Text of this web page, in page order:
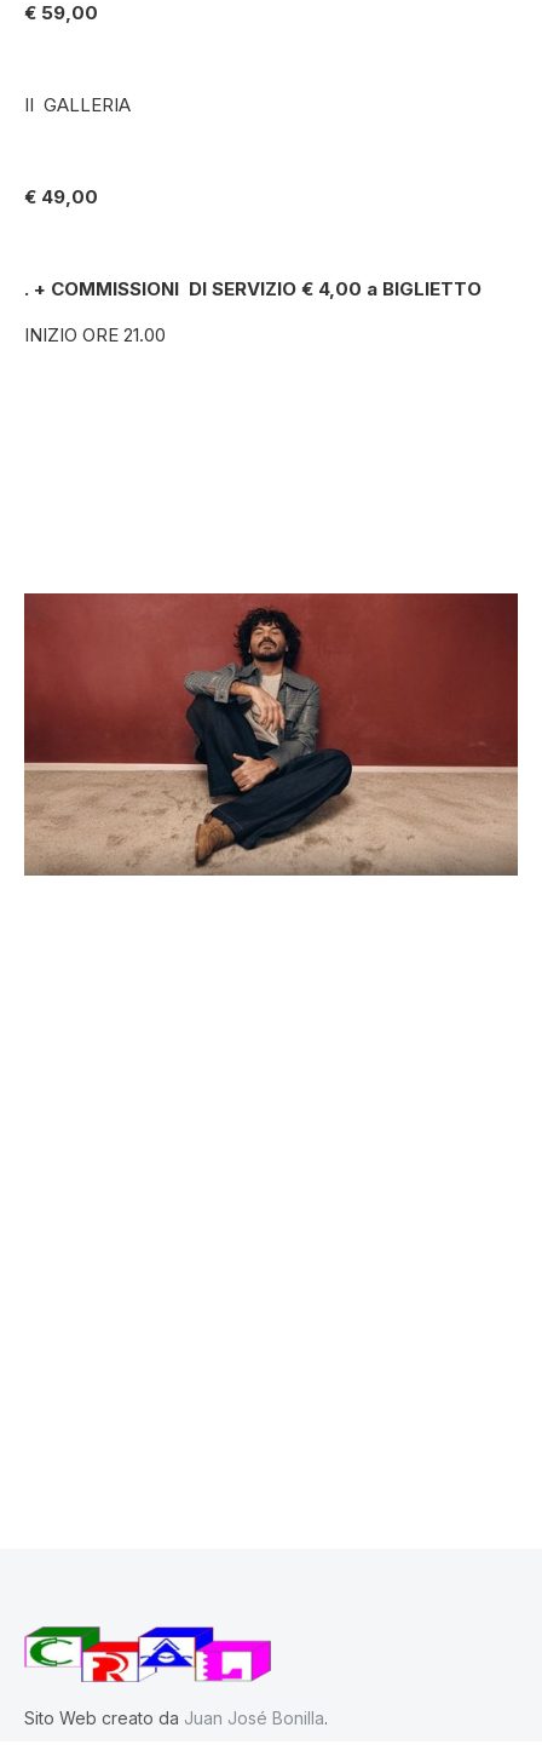
€ 59,00
II GALLERIA
€ 49,00
. + COMMISSIONI DI SERVIZIO € 4,00 a BIGLIETTO
INIZIO ORE 21.00
Sito Web creato da Juan José Bonilla.